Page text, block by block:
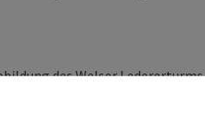
des Welser Ledererturms
Verbundenheit zur Stadt Wels